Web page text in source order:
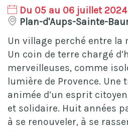
Du 05 au 06 juillet 2024
Plan-d'Aups-Sainte-
Un village perché entre la
Un coin de terre chargé
merveilleuses, comme
lumière de Provence. Une
animée d’un esprit
et solidaire. Huit années
à se renouveler, à se